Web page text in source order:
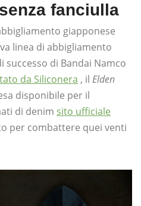
fanciulla
giapponese
linea di abbigliamento
successo di Bandai Namco
da Siliconera , il Elden
disponibile per il
di denim sito ufficiale
per combattere quei venti